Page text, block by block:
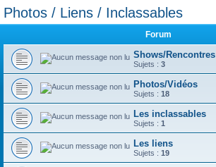
Photos / Liens / Inclassables
Forum
Shows/Rencontres
Sujets : 3
Photos/Vidéos
Sujets : 18
Les inclassables
Sujets : 1
Les liens
Sujets : 19